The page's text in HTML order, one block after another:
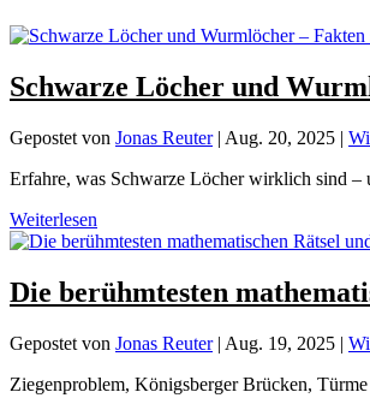
Schwarze Löcher und
Gepostet von Jonas Reuter| Aug. 20, 2025 |
Erfahre, was Schwarze Löcher wirklich sind
Weiterlesen
Die berühmtesten
Gepostet von Jonas Reuter| Aug. 19, 2025 |
Ziegenproblem, Königsberger Brücken,